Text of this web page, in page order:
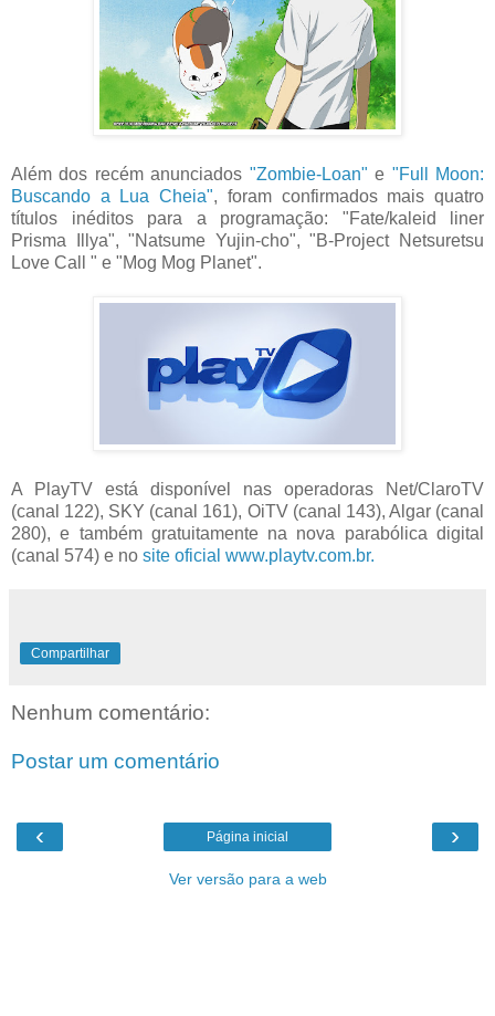
Além dos recém anunciados "Zombie-Loan" e "Full Moon:
Buscando a Lua Cheia", foram confirmados mais quatro
títulos inéditos para a programação: "Fate/kaleid liner
Prisma Illya", "Natsume Yujin-cho", "B-Project Netsuretsu
Love Call " e "Mog Mog Planet".
A PlayTV está disponível nas operadoras Net/ClaroTV
(canal 122), SKY (canal 161), OiTV (canal 143), Algar (canal
280), e também gratuitamente na nova parabólica digital
(canal 574) e no site oficial www.playtv.com.br.
Compartilhar
Nenhum comentário:
Postar um comentário
‹ ›
Página inicial
Ver versão para a web